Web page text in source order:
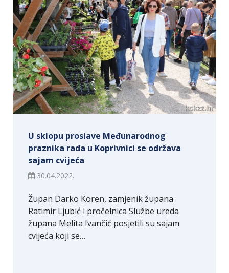
U sklopu proslave Međunarodnog
praznika rada u Koprivnici se održava
sajam cvijeća
30.04.2022.
Župan Darko Koren, zamjenik župana
Ratimir Ljubić i pročelnica Službe ureda
župana Melita Ivančić posjetili su sajam
cvijeća koji se…